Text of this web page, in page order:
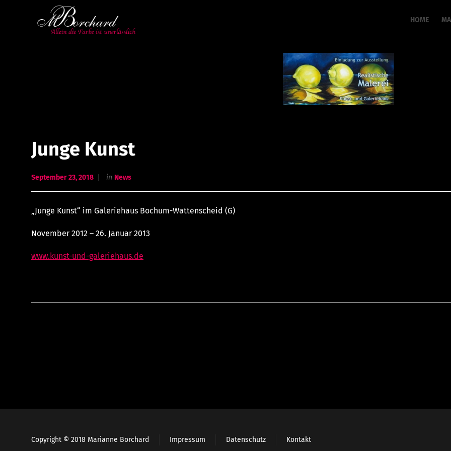
HOME
Junge Kunst
September 23, 2018 in News
„Junge Kunst“ im Galeriehaus Bochum-Wattenscheid (G)
November 2012 – 26. Januar 2013
www.kunst-und-galeriehaus.de
Copyright © 2018 Marianne Borchard Impressum Datenschutz Kontakt